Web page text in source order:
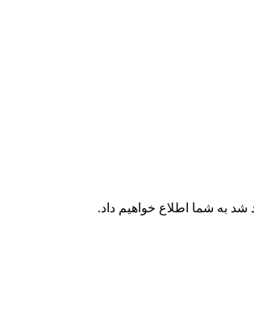
شد به شما اطلاع خواهیم داد.